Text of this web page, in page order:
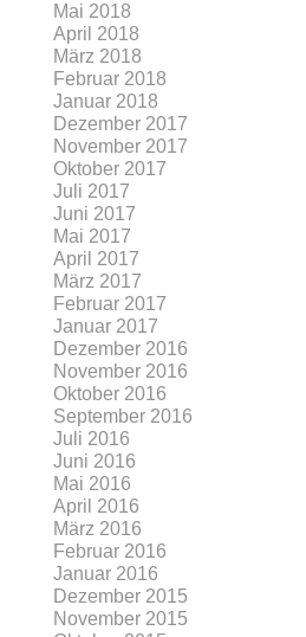
Mai 2018
April 2018
März 2018
Februar 2018
Januar 2018
Dezember 2017
November 2017
Oktober 2017
Juli 2017
Juni 2017
Mai 2017
April 2017
März 2017
Februar 2017
Januar 2017
Dezember 2016
November 2016
Oktober 2016
September 2016
Juli 2016
Juni 2016
Mai 2016
April 2016
März 2016
Februar 2016
Januar 2016
Dezember 2015
November 2015